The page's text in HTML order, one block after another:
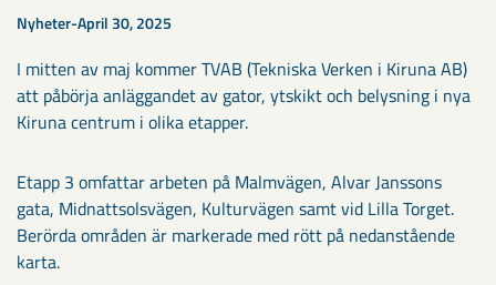
Nyheter April 30, 2025
I mitten av maj kommer TVAB (Tekniska Verken i Kiruna AB)
att påbörja anläggandet av gator, ytskikt och belysning i nya
Kiruna centrum i olika etapper.
Etapp 3 omfattar arbeten på Malmvägen, Alvar Janssons
gata, Midnattsolsvägen, Kulturvägen samt vid Lilla Torget.
Berörda områden är markerade med rött på nedanstående
karta.